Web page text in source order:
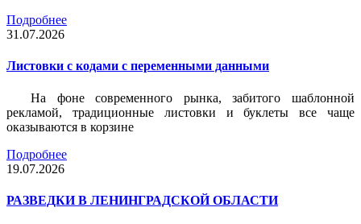
Подробнее
31.07.2026
Листовки c кодами с переменными данными
На фоне современного рынка, забитого шаблонной
рекламой, традиционные листовки и буклеты все чаще
оказываются в корзине
Подробнее
19.07.2026
РАЗВЕДКИ В ЛЕНИНГРАДСКОЙ ОБЛАСТИ